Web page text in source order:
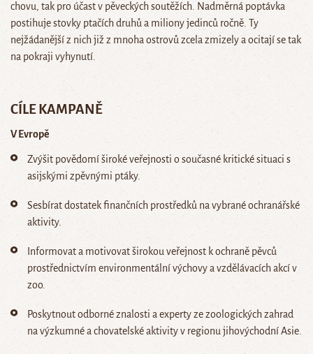
chovu, tak pro účast v pěveckých soutěžích. Nadměrná poptávka
postihuje stovky ptačích druhů a miliony jedinců ročně. Ty
nejžádanější z nich již z mnoha ostrovů zcela zmizely a ocitají se tak
na pokraji vyhynutí.
CÍLE KAMPANĚ
V Evropě
Zvýšit povědomí široké veřejnosti o současné kritické situaci s
asijskými zpěvnými ptáky.
Sesbírat dostatek finančních prostředků na vybrané ochranářské
aktivity.
Informovat a motivovat širokou veřejnost k ochraně pěvců
prostřednictvím environmentální výchovy a vzdělávacích akcí v
zoo.
Poskytnout odborné znalosti a experty ze zoologických zahrad
na výzkumné a chovatelské aktivity v regionu jihovýchodní Asie.